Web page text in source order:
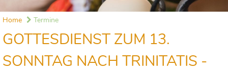
Home Termine
GOTTESDIENST ZUM 13.
SONNTAG NACH TRINITATIS -